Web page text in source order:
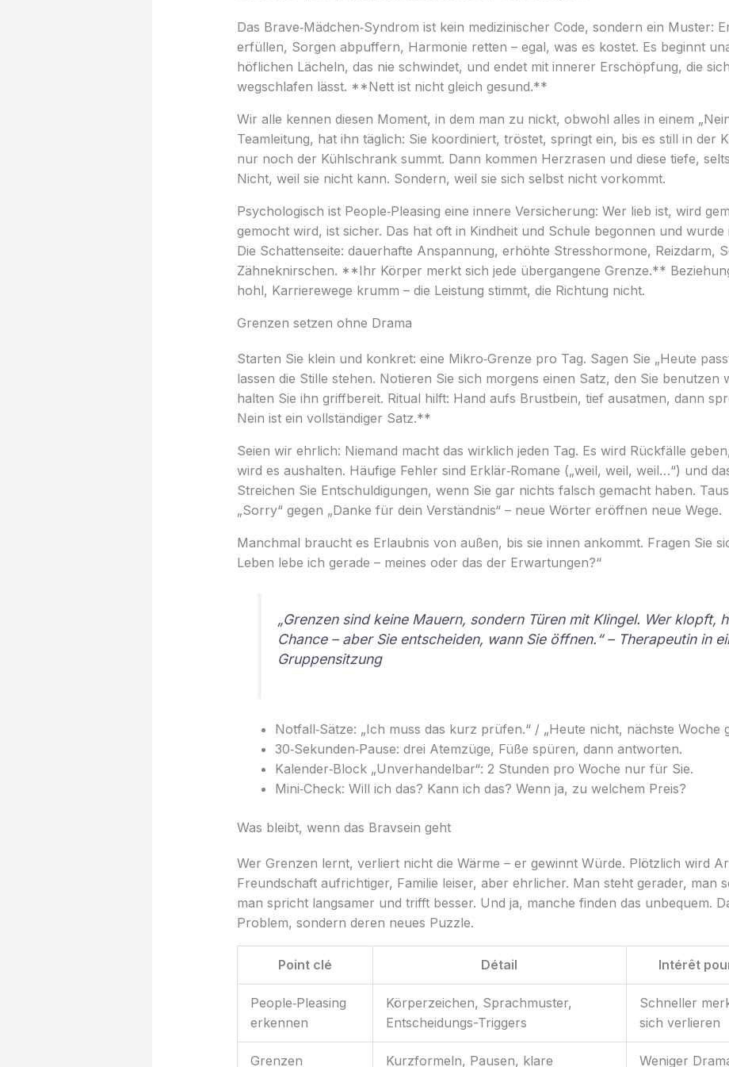
Das Brave‑Mädchen‑Syndrom ist kein medizinischer Code, sondern ein Muster:
erfüllen, Sorgen abpuffern, Harmonie retten – egal, was es kostet. Es beginnt
höflichen Lächeln, das nie schwindet, und endet mit innerer Erschöpfung, die
wegschlafen lässt. **Nett ist nicht gleich gesund.**
Wir alle kennen diesen Moment, in dem man zu nickt, obwohl alles in einem
Teamleitung, hat ihn täglich: Sie koordiniert, tröstet, springt ein, bis es still in der
nur noch der Kühlschrank summt. Dann kommen Herzrasen und diese tiefe,
Nicht, weil sie nicht kann. Sondern, weil sie sich selbst nicht vorkommt.
Psychologisch ist People‑Pleasing eine innere Versicherung: Wer lieb ist, wird
gemocht wird, ist sicher. Das hat oft in Kindheit und Schule begonnen und
Die Schattenseite: dauerhafte Anspannung, erhöhte Stresshormone, Reizdarm,
Zähneknirschen. **Ihr Körper merkt sich jede übergangene Grenze.**
hohl, Karrierewege krumm – die Leistung stimmt, die Richtung nicht.
Grenzen setzen ohne Drama
Starten Sie klein und konkret: eine Mikro‑Grenze pro Tag. Sagen Sie „Heute
lassen die Stille stehen. Notieren Sie sich morgens einen Satz, den Sie benutzen
halten Sie ihn griffbereit. Ritual hilft: Hand aufs Brustbein, tief ausatmen, dann
Nein ist ein vollständiger Satz.**
Seien wir ehrlich: Niemand macht das wirklich jeden Tag. Es wird Rückfälle
wird es aushalten. Häufige Fehler sind Erklär‑Romane („weil, weil, weil…“) und
Streichen Sie Entschuldigungen, wenn Sie gar nichts falsch gemacht haben.
„Sorry“ gegen „Danke für dein Verständnis“ – neue Wörter eröffnen neue Wege.
Manchmal braucht es Erlaubnis von außen, bis sie innen ankommt. Fragen Sie
Leben lebe ich gerade – meines oder das der Erwartungen?“
„Grenzen sind keine Mauern, sondern Türen mit Klingel. Wer klopft,
Chance – aber Sie entscheiden, wann Sie öffnen.“ – Therapeutin in
Gruppensitzung
Notfall‑Sätze: „Ich muss das kurz prüfen.“ / „Heute nicht, nächste Woche
30‑Sekunden‑Pause: drei Atemzüge, Füße spüren, dann antworten.
Kalender‑Block „Unverhandelbar“: 2 Stunden pro Woche nur für Sie.
Mini‑Check: Will ich das? Kann ich das? Wenn ja, zu welchem Preis?
Was bleibt, wenn das Bravsein geht
Wer Grenzen lernt, verliert nicht die Wärme – er gewinnt Würde. Plötzlich wird
Freundschaft aufrichtiger, Familie leiser, aber ehrlicher. Man steht gerader, man
man spricht langsamer und trifft besser. Und ja, manche finden das unbequem.
Problem, sondern deren neues Puzzle.
Point clé Détail Intérêt
People‑Pleasing
erkennen
Körperzeichen, Sprachmuster,
Entscheidungs-Triggers
Schneller
sich verlieren
Grenzen
Kurzformeln, Pausen, klare
Weniger